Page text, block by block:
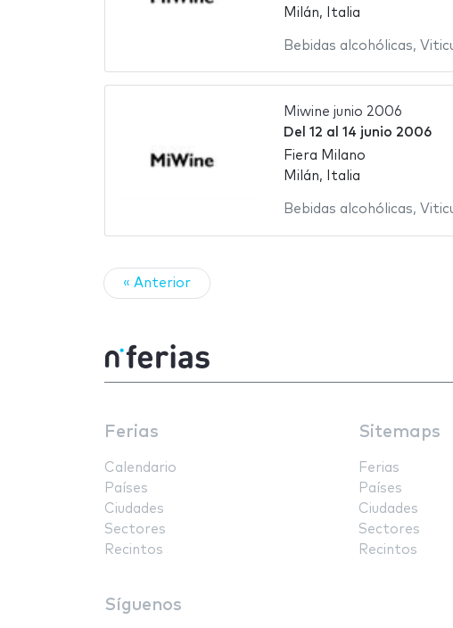
Milán, Italia
Bebidas alcohólicas,
Miwine junio 2006
Del 12 al 14 junio 2006
Fiera Milano
Milán, Italia
Bebidas alcohólicas,
« Anterior
Ferias
Calendario
Países
Ciudades
Sectores
Recintos
Sitemaps
Ferias
Países
Ciudades
Sectores
Recintos
Síguenos